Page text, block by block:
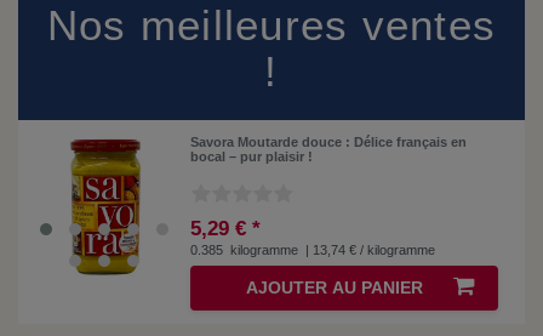
Nos meilleures ventes
!
Savora Moutarde douce : Délice français en
bocal – pur plaisir !
5,29 € *
0.385 kilogramme | 13,74 € / kilogramme
AJOUTER AU PANIER